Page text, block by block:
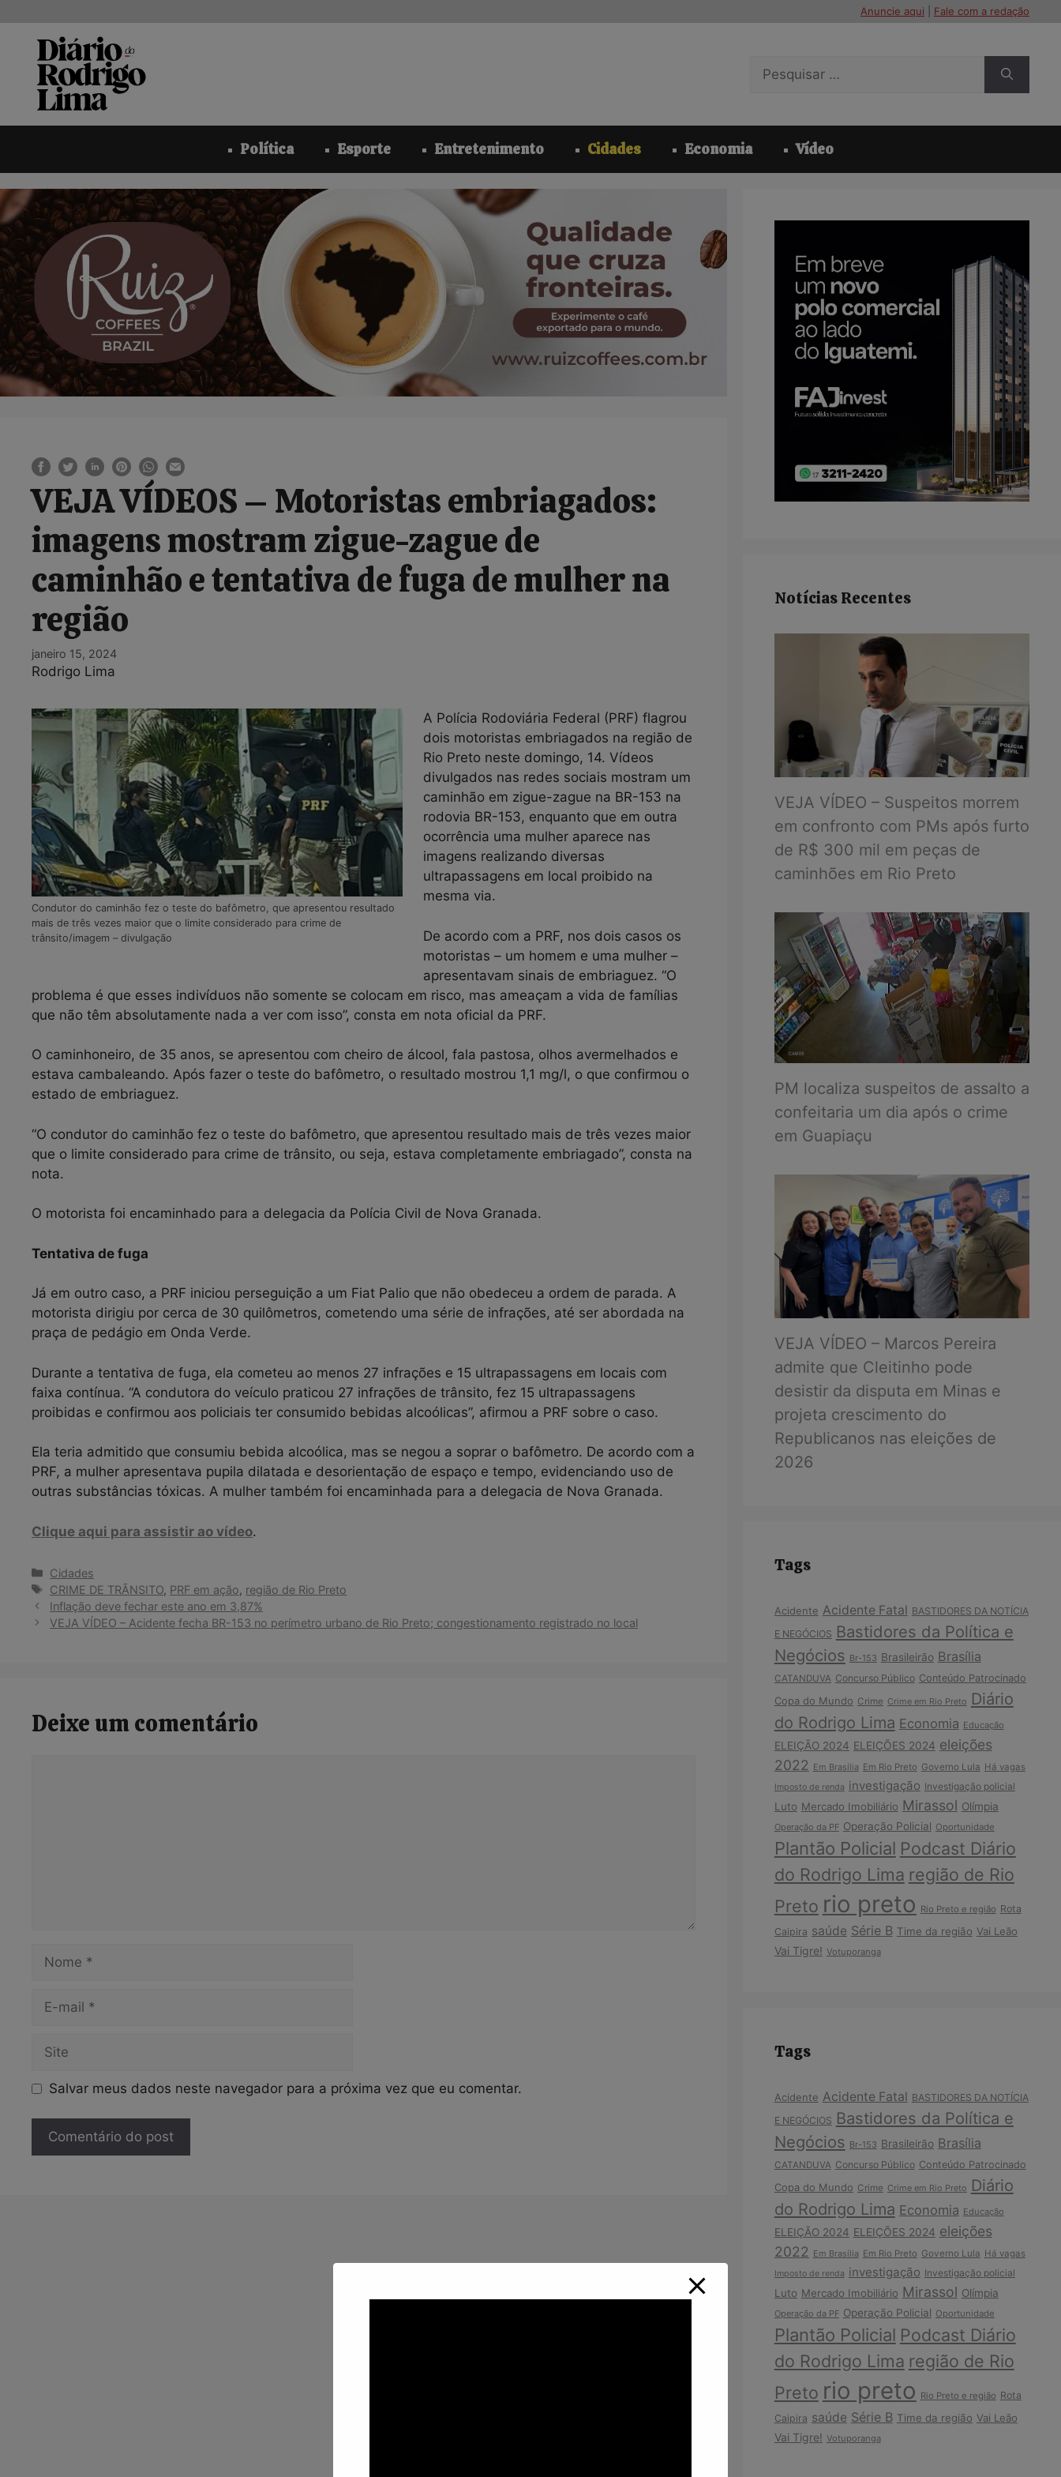
conteúdo
Anuncie aqui Fale com a redação
por:
Política Esporte Entretenimento Cidades Economia Vídeo
VEJA VÍDEOS – Motoristas embriagados:
imagens mostram zigue-zague de
caminhão e tentativa de fuga de mulher na
região
janeiro 15, 2024
Rodrigo Lima
Condutor do caminhão fez o teste do bafômetro, que apresentou resultado
mais de três vezes maior que o limite considerado para crime de
trânsito/imagem – divulgação
A Polícia Rodoviária Federal (PRF) flagrou
dois motoristas embriagados na região de
Rio Preto neste domingo, 14. Vídeos
divulgados nas redes sociais mostram um
caminhão em zigue-zague na BR-153 na
rodovia BR-153, enquanto que em outra
ocorrência uma mulher aparece nas
imagens realizando diversas
ultrapassagens em local proibido na
mesma via.
De acordo com a PRF, nos dois casos os
motoristas – um homem e uma mulher –
apresentavam sinais de embriaguez. “O
problema é que esses indivíduos não somente se colocam em risco, mas ameaçam a vida de famílias
que não têm absolutamente nada a ver com isso”, consta em nota oficial da PRF.
O caminhoneiro, de 35 anos, se apresentou com cheiro de álcool, fala pastosa, olhos avermelhados e
estava cambaleando. Após fazer o teste do bafômetro, o resultado mostrou 1,1 mg/l, o que confirmou o
estado de embriaguez.
“O condutor do caminhão fez o teste do bafômetro, que apresentou resultado mais de três vezes maior
que o limite considerado para crime de trânsito, ou seja, estava completamente embriagado”, consta na
nota.
O motorista foi encaminhado para a delegacia da Polícia Civil de Nova Granada.
Tentativa de fuga
Já em outro caso, a PRF iniciou perseguição a um Fiat Palio que não obedeceu a ordem de parada. A
motorista dirigiu por cerca de 30 quilômetros, cometendo uma série de infrações, até ser abordada na
praça de pedágio em Onda Verde.
Durante a tentativa de fuga, ela cometeu ao menos 27 infrações e 15 ultrapassagens em locais com
faixa contínua. “A condutora do veículo praticou 27 infrações de trânsito, fez 15 ultrapassagens
proibidas e confirmou aos policiais ter consumido bebidas alcoólicas”, afirmou a PRF sobre o caso.
Ela teria admitido que consumiu bebida alcoólica, mas se negou a soprar o bafômetro. De acordo com a
PRF, a mulher apresentava pupila dilatada e desorientação de espaço e tempo, evidenciando uso de
outras substâncias tóxicas. A mulher também foi encaminhada para a delegacia de Nova Granada.
Clique aqui para assistir ao vídeo.
Categorias
Cidades
Tags
CRIME DE TRÃNSITO, PRF em ação, região de Rio Preto
Inflação deve fechar este ano em 3,87%
VEJA VÍDEO – Acidente fecha BR-153 no perímetro urbano de Rio Preto; congestionamento registrado no local
Deixe um comentário
mail
Salvar meus dados neste navegador para a próxima vez que eu comentar.
Notícias Recentes
VEJA VÍDEO – Suspeitos morrem
em confronto com PMs após furto
de R$ 300 mil em peças de
caminhões em Rio Preto
PM localiza suspeitos de assalto a
confeitaria um dia após o crime
em Guapiaçu
VEJA VÍDEO – Marcos Pereira
admite que Cleitinho pode
desistir da disputa em Minas e
projeta crescimento do
Republicanos nas eleições de
2026
Tags
Acidente Acidente Fatal BASTIDORES DA NOTÍCIA
E NEGÓCIOS Bastidores da Política e
Negócios Br-153 Brasileirão Brasília
CATANDUVA Concurso Público Conteúdo Patrocinado
Copa do Mundo Crime Crime em Rio Preto Diário
do Rodrigo Lima Economia Educação
ELEIÇÃO 2024 ELEIÇÕES 2024 eleições
2022 Em Brasília Em Rio Preto Governo Lula Há vagas
Imposto de renda investigação Investigação policial
Luto Mercado Imobiliário Mirassol Olímpia
Operação da PF Operação Policial Oportunidade
Plantão Policial Podcast Diário
do Rodrigo Lima região de Rio
Preto rio preto Rio Preto e região Rota
Caipira saúde Série B Time da região Vai Leão
Vai Tigre! Votuporanga
Tags
Acidente Acidente Fatal BASTIDORES DA NOTÍCIA
E NEGÓCIOS Bastidores da Política e
Negócios Br-153 Brasileirão Brasília
CATANDUVA Concurso Público Conteúdo Patrocinado
Copa do Mundo Crime Crime em Rio Preto Diário
do Rodrigo Lima Economia Educação
ELEIÇÃO 2024 ELEIÇÕES 2024 eleições
2022 Em Brasília Em Rio Preto Governo Lula Há vagas
Imposto de renda investigação Investigação policial
Luto Mercado Imobiliário Mirassol Olímpia
Operação da PF Operação Policial Oportunidade
Plantão Policial Podcast Diário
do Rodrigo Lima região de Rio
Preto rio preto Rio Preto e região Rota
Caipira saúde Série B Time da região Vai Leão
Vai Tigre! Votuporanga